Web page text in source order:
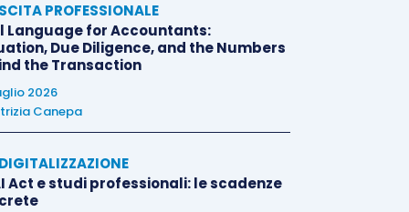
PROFESSIONALE
Language for Accountants:
Due Diligence, and the Numbers
the Transaction
2026
Canepa
Act e studi professionali: le scadenze